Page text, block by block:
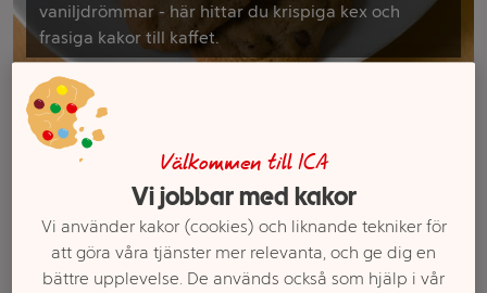
vaniljdrömmar - här hittar du krispiga kex och
frasiga kakor till kaffet.
Filter
Välkommen till ICA
Vi jobbar med kakor
Vi använder kakor (cookies) och liknande tekniker för
att göra våra tjänster mer relevanta, och ge dig en
bättre upplevelse. De används också som hjälp i vår